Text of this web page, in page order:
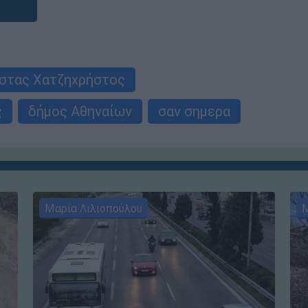
Χατζηχρήστος
δήμος Αθηναίων σαν σημερα
Μαρία Λιλιοπούλου